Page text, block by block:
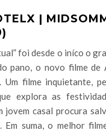
|
foi desde o iníco o
pano, o novo filme de
filme inquietante,
explora as
jovem casal procura
Em suma, o melhor